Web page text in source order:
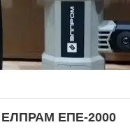
ЕПЕ-2000